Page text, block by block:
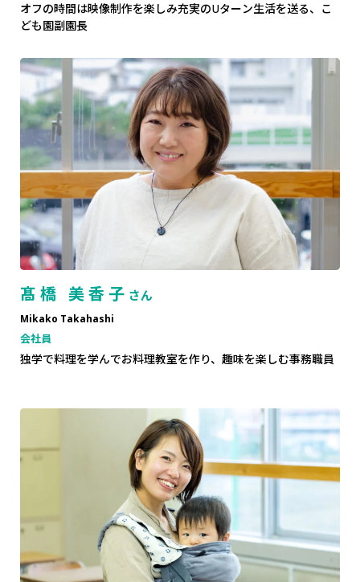
オフの時間は映像制作を楽しみ充実のUターン生活を送る、こ
ども園副園長
髙橋 美香子 さん
Mikako Takahashi
会社員
独学で料理を学んでお料理教室を作り、趣味を楽しむ事務職員